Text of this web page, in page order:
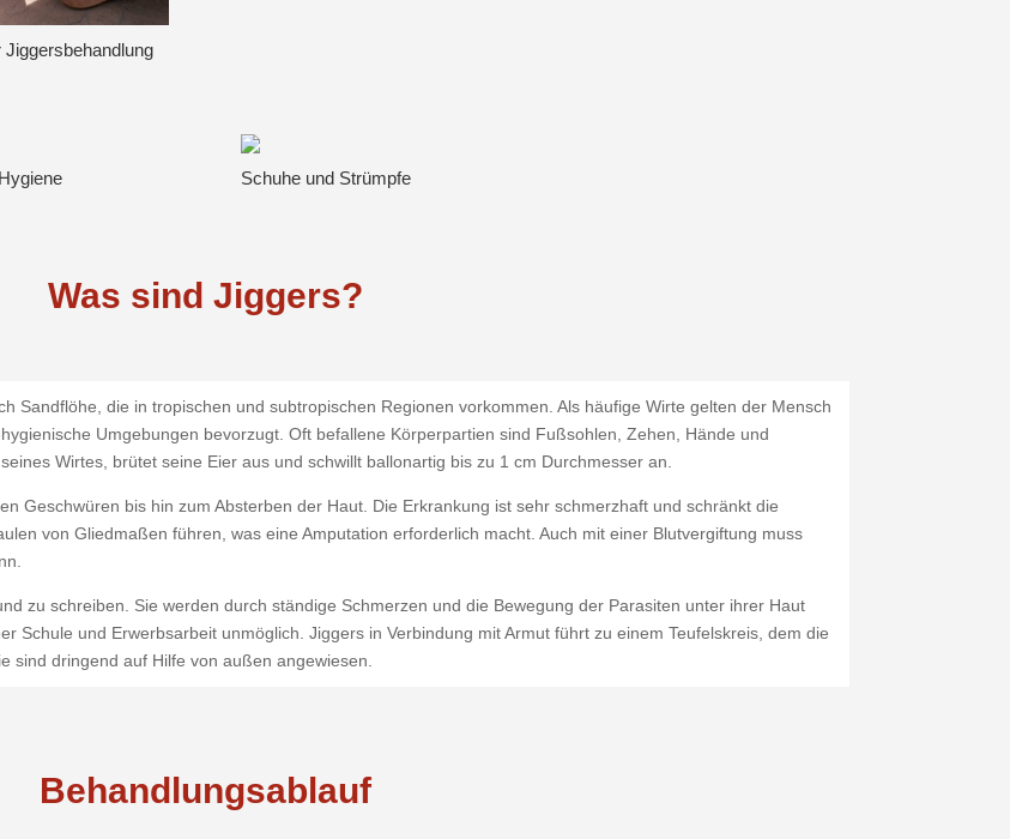
Jiggersbehandlung
Schuhe und Strümpfe
Was sind Jiggers?
Sandflöhe, die in tropischen und subtropischen Regionen vorkommen. Als häufige Wirte gelten der Mensch
Umgebungen bevorzugt. Oft befallene Körperpartien sind Fußsohlen, Zehen, Hände und
Wirtes, brütet seine Eier aus und schwillt ballonartig bis zu 1 cm Durchmesser an.
Geschwüren bis hin zum Absterben der Haut. Die Erkrankung ist sehr schmerzhaft und schränkt die
von Gliedmaßen führen, was eine Amputation erforderlich macht. Auch mit einer Blutvergiftung muss
zu schreiben. Sie werden durch ständige Schmerzen und die Bewegung der Parasiten unter ihrer Haut
Schule und Erwerbsarbeit unmöglich. Jiggers in Verbindung mit Armut führt zu einem Teufelskreis, dem die
sind dringend auf Hilfe von außen angewiesen.
Behandlungsablauf